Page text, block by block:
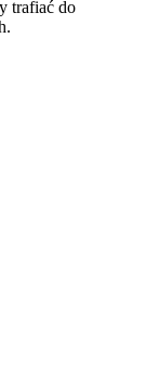
trafiać do